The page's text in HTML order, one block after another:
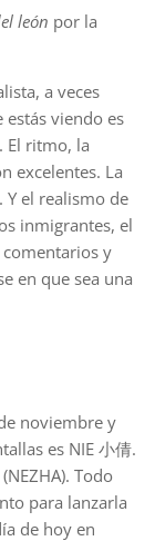
león por la
a veces
viendo es
El ritmo, la
excelentes. La
Y el realismo de
inmigrantes, el
y
en que sea una
noviembre y
es NIE 小倩.
Todo
para lanzarla
de hoy en